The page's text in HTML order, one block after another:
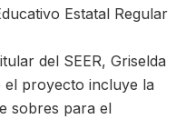
Estatal Regular
del SEER, Griselda
proyecto incluye la
sobres para el